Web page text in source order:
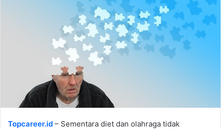
Topcareer.id – Sementara diet dan olahraga tidak